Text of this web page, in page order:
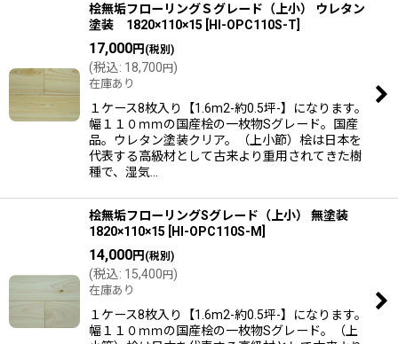
桧無垢フローリングＳグレード（上小） ウレタン
塗装 1820×110×15
HI-OPC110S-T
17,000円 (税別)
(税込: 18,700 円 )
在庫あり
１ケース8枚入り【1.6m2-約0.5坪-】になります。
幅１１０ｍｍの国産桧の一枚物Sグレード。国産
品。ウレタン塗装クリア。（上小節）桧は日本を
代表する高級材として古来より重用されてきた樹
種で、湿気…
桧無垢フローリングSグレード（上小） 無塗装
1820×110×15
HI-OPC110S-M
14,000円 (税別)
(税込: 15,400 円 )
在庫あり
１ケース8枚入り【1.6m2-約0.5坪-】になります。
幅１１０ｍｍの国産桧の一枚物Sグレード。（上